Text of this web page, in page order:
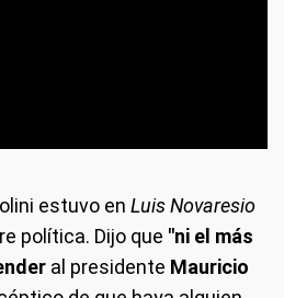
estuvo en Luis Novaresio
política. Dijo que "ni el más
al presidente Mauricio